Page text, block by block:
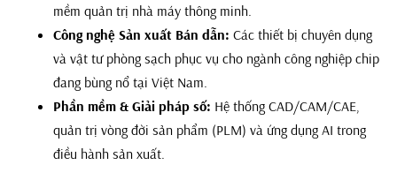
mềm quản trị nhà máy thông minh.
Công nghệ Sản xuất Bán dẫn: Các thiết bị chuyên dụng
và vật tư phòng sạch phục vụ cho ngành công nghiệp chip
đang bùng nổ tại Việt Nam.
Phần mềm & Giải pháp số: Hệ thống CAD/CAM/CAE,
quản trị vòng đời sản phẩm (PLM) và ứng dụng AI trong
điều hành sản xuất.